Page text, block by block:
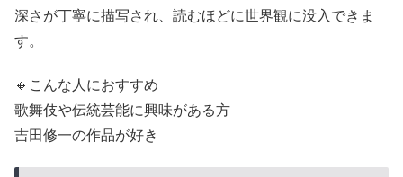
深さが丁寧に描写され、読むほどに世界観に没入できま
す。
🔸こんな人におすすめ
歌舞伎や伝統芸能に興味がある方
吉田修一の作品が好き